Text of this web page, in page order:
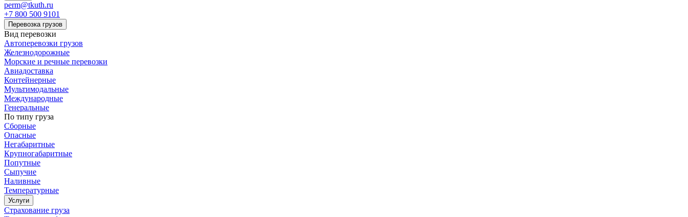
perm@tkuth.ru
+7 800 500 9101
Перевозка грузов
Вид перевозки
Автоперевозки грузов
Железнодорожные
Морские и речные перевозки
Авиадоставка
Контейнерные
Мультимодальные
Международные
Генеральные
По типу груза
Сборные
Опасные
Негабаритные
Крупногабаритные
Попутные
Сыпучие
Наливные
Температурные
Услуги
Страхование груза